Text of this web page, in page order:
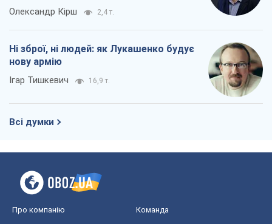
Олександр Кірш 2,4 т.
Ні зброї, ні людей: як Лукашенко будує
нову армію
Ігар Тишкевич 16,9 т.
Всі думки
Про компанію Команда